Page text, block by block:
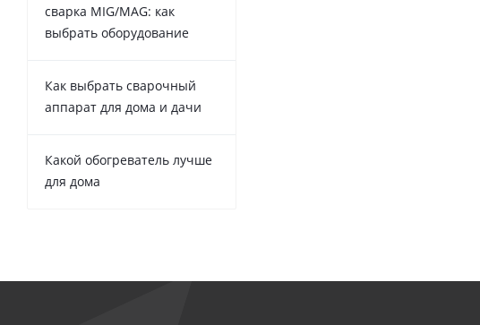
сварка MIG/MAG: как
выбрать оборудование
Как выбрать сварочный
аппарат для дома и дачи
Какой обогреватель лучше
для дома